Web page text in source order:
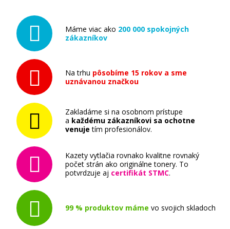
Máme viac ako 200 000 spokojných
zákazníkov
Na trhu pôsobíme 15 rokov a sme
uznávanou značkou
Zakladáme si na osobnom prístupe
a každému zákazníkovi sa ochotne
venuje tím profesionálov.
Kazety vytlačia rovnako kvalitne rovnaký
počet strán ako originálne tonery. To
potvrdzuje aj certifikát STMC.
99 % produktov máme vo svojich skladoch